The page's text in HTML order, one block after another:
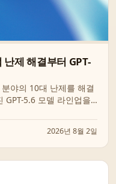
제 해결부터 GPT-
야의 10대 난제를 해결
GPT-5.6 모델 라인업을
견과 경제적인 AI 도입
2026년 8월 2일